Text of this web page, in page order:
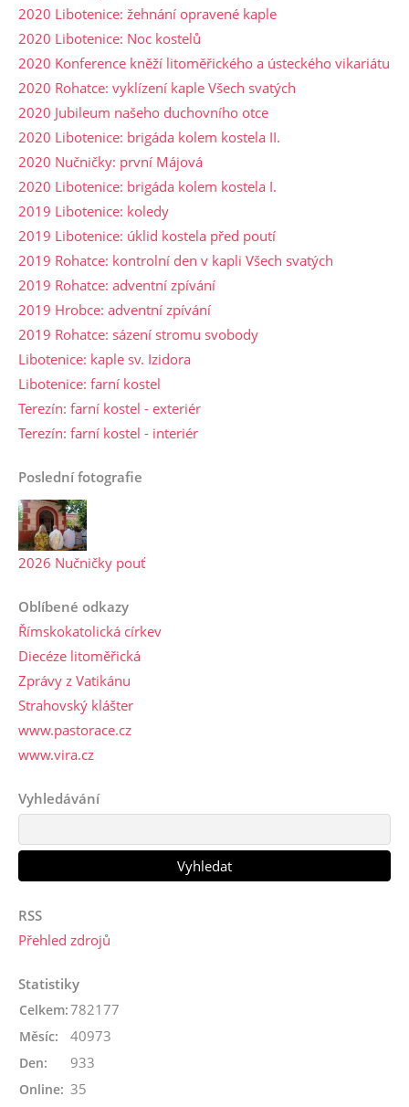
2020 Libotenice: žehnání opravené kaple
2020 Libotenice: Noc kostelů
2020 Konference kněží litoměřického a ústeckého vikariátu
2020 Rohatce: vyklízení kaple Všech svatých
2020 Jubileum našeho duchovního otce
2020 Libotenice: brigáda kolem kostela II.
2020 Nučničky: první Májová
2020 Libotenice: brigáda kolem kostela I.
2019 Libotenice: koledy
2019 Libotenice: úklid kostela před poutí
2019 Rohatce: kontrolní den v kapli Všech svatých
2019 Rohatce: adventní zpívání
2019 Hrobce: adventní zpívání
2019 Rohatce: sázení stromu svobody
Libotenice: kaple sv. Izidora
Libotenice: farní kostel
Terezín: farní kostel - exteriér
Terezín: farní kostel - interiér
Poslední fotografie
2026 Nučničky pouť
Oblíbené odkazy
Římskokatolická církev
Diecéze litoměřická
Zprávy z Vatikánu
Strahovský klášter
www.pastorace.cz
www.vira.cz
Vyhledávání
RSS
Přehled zdrojů
Statistiky
Online: 35
Celkem:782177
Měsíc: 40973
Den: 933